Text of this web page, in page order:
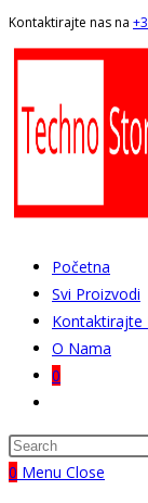
Skip
to
Kontaktirajte nas na
Početna
Svi Proizvodi
Kontaktirajte
O Nama
0
search
0 Menu Close